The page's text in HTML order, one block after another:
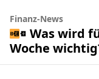
Finanz-News
Was wird
Woche